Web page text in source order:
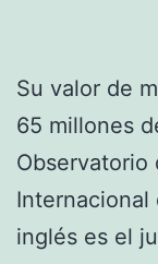
Su valor de
65 millones
Observatorio
Internacional
inglés es el